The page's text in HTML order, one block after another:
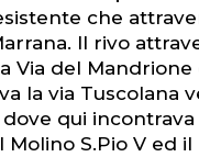
che
Il rivo
Via del Mandrione
la via Tuscolana
dove qui
Molino S.Pio V ed